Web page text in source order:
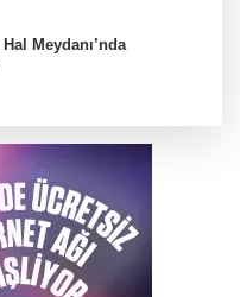
Meydanı’nda
başladı
yağmuru için